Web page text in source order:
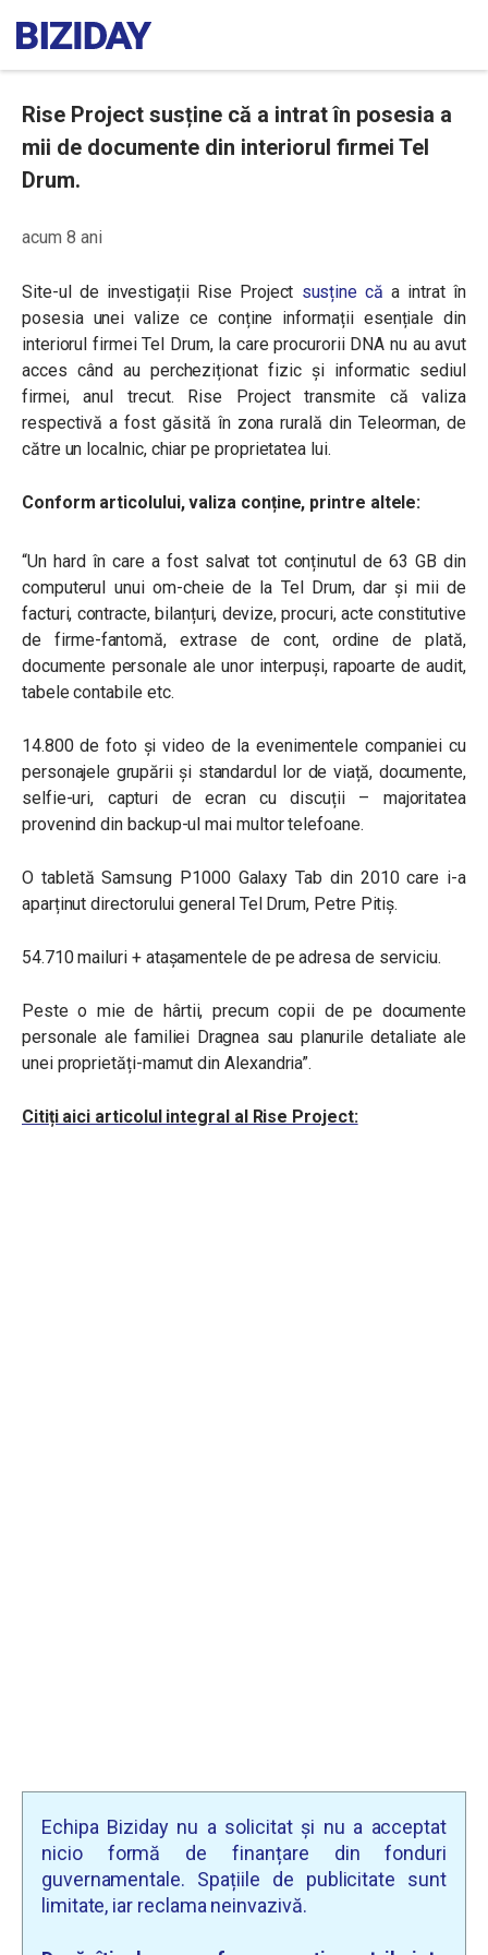
Rise Project susține că a intrat în posesia a
mii de documente din interiorul firmei Tel
Drum.
acum 8 ani
Site-ul de investigații Rise Project susține că a intrat în
posesia unei valize ce conține informații esențiale din
interiorul firmei Tel Drum, la care procurorii DNA nu au avut
acces când au percheziționat fizic și informatic sediul
firmei, anul trecut. Rise Project transmite că valiza
respectivăa fost găsită în zona rurală din Teleorman, de
către un localnic, chiar pe proprietatea lui.
Conform articolului, valiza conține, printre altele:
“Un hard în care a fost salvat tot conținutul de 63 GB din
computerul unui om-cheie de la Tel Drum, dar și mii de
facturi, contracte, bilanțuri, devize, procuri, acte constitutive
de firme-fantomă, extrase de cont, ordine de plată,
documente personale ale unor interpuși, rapoarte de audit,
tabele contabile etc.
14.800 de foto și video de la evenimentele companiei cu
personajele grupării și standardul lor de viață, documente,
selfie-uri, capturi de ecran cu discuții – majoritatea
provenind din backup-ul mai multor telefoane.
O tabletă Samsung P1000 Galaxy Tab din 2010 care i-a
aparținut directorului general Tel Drum, Petre Pitiș.
54.710 mailuri + atașamentele de pe adresa de serviciu.
Peste o mie de hârtii, precum copii de pe documente
personale ale familiei Dragnea sau planurile detaliate ale
unei proprietăți-mamut din Alexandria”.
Citiți aici articolul integral al Rise Project:
Echipa Biziday nu a solicitat și nu a acceptat
nicio formă de finanțare din fonduri
guvernamentale. Spațiile de publicitate sunt
limitate, iar reclama neinvazivă.